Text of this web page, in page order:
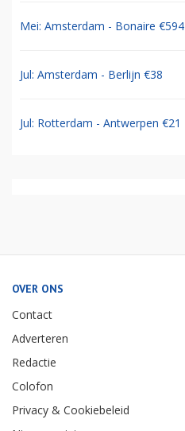
Mei: Amsterdam - Bonaire €594
Jul: Amsterdam - Berlijn €38
Jul: Rotterdam - Antwerpen €21
OVER ONS
Contact
Adverteren
Redactie
Colofon
Privacy & Cookiebeleid